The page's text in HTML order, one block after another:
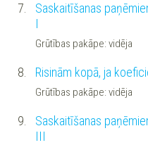
7.
Saskaitīšanas
I
Grūtības pakāpe: vidēja
8. Risinām kopā, ja
Grūtības pakāpe: vidēja
9.
Saskaitīšanas
III